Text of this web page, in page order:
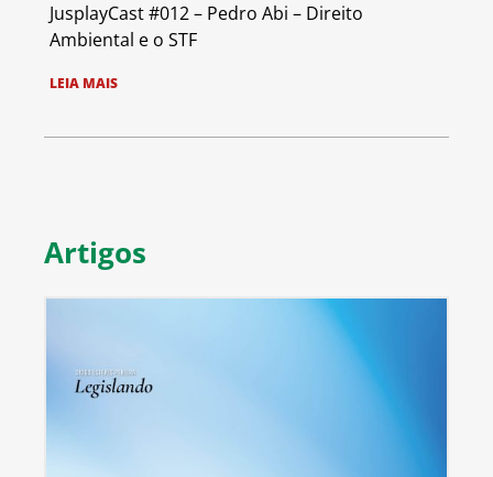
JusplayCast #012 – Pedro Abi – Direito
Ambiental e o STF
LEIA MAIS
Artigos